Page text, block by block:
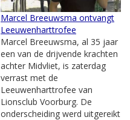
Marcel Breeuwsma ontvangt
Leeuwenharttrofee
Marcel Breeuwsma, al 35 jaar
een van de drijvende krachten
achter Midvliet, is zaterdag
verrast met de
Leeuwenharttrofee van
Lionsclub Voorburg. De
onderscheiding werd uitgereikt